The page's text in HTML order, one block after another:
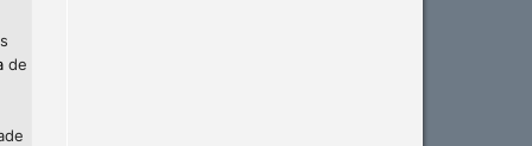
de